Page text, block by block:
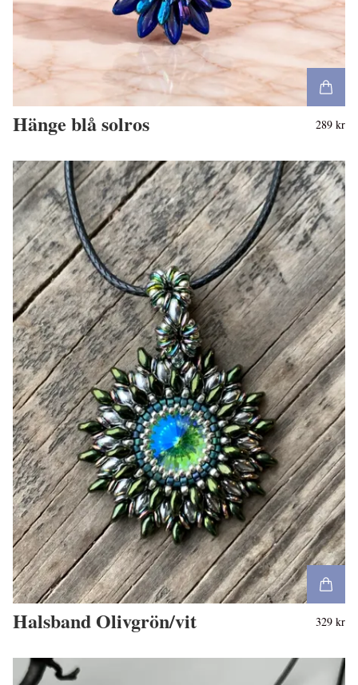
Hänge blå solros 289 kr
Halsband Olivgrön/vit 329 kr